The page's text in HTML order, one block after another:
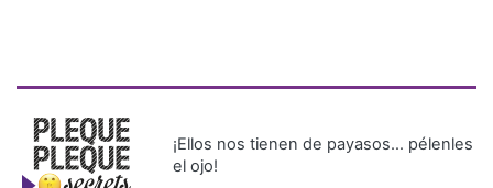
¡Ellos nos tienen de payasos… pélenles
el ojo!